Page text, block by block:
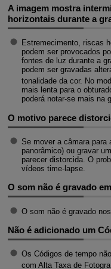
A imagem mostra
horizontais durante a
Estremecimento, riscas
podem ser provocados
fontes de luz durante a
podem ser gravadas
tonalidade da cor. No
mais lenta para o
poderá notar-se mais na
O motivo parece
Se mover a câmara para
panorâmico) ou gravar
parecer distorcida. O
vídeos time-lapse.
O som não é gravado
O som não é gravado
Não é adicionado um
Os Códigos de tempo
com Alta Taxa de